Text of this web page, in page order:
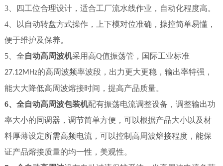
3、四工位合理设计，适合工厂流水线作业，自动化程度高。
4、以自动转盘方式操作，上下模对位准确，操控简单易懂，
便于维护及保养。
5、全自动高周波机采用高Q值振荡管，国际工业标准
27.12MHz的高周波频率波段，出力更大更稳，输出率特强，
能大大降低高周波熔接时间，提高产品质量。
6、全自动高周波包装机配有振荡电流调整设备，调整输出功
率大小的同调器，调节简单方便，可以根据产品大小以及材
料厚薄设定所需高频电流，可以控制高周波熔接程度，能保
证产品熔接质量的均一性，美观性。